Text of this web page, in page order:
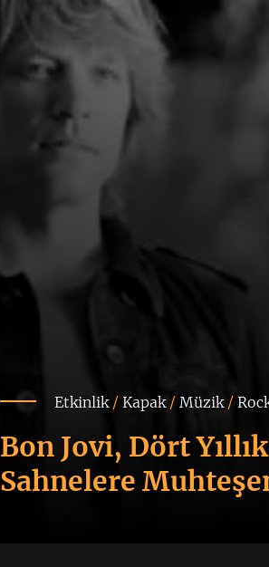
Etkinlik/Kapak/Müzik/
Bon Jovi, Dört
Sahnelere